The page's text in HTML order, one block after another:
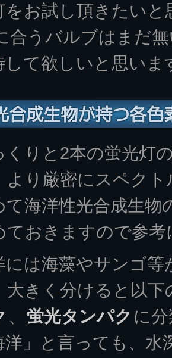
をお試し頂きたい
合うバルブはまだ
して欲しいと思いま
合成生物が持つ各色
くりと2本の蛍光灯
より厳密にスペク
て海洋性光合成生物
ておきますので参
には海藻やサンゴ
大きく分けると以下
、 蛍光タンパク に
洋」と言っても、